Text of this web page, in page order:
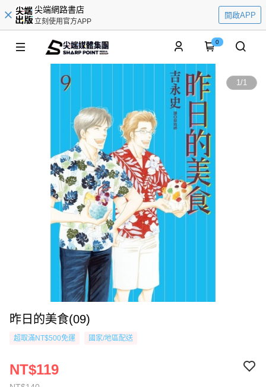
尖端網路書店
立刻使用官方APP
開啟APP
0
1/1
昨日的美食(09)
超取滿NT$500免運 國家/地區配送
NT$119